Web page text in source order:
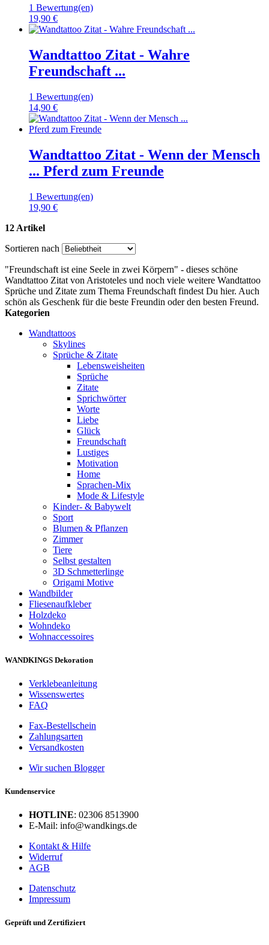
1 Bewertung(en)
19,90 €
Wandtattoo Zitat - Wahre
Freundschaft ...
1 Bewertung(en)
14,90 €
Wandtattoo Zitat - Wenn der Mensch
... Pferd zum Freunde
1 Bewertung(en)
19,90 €
12 Artikel
Sortieren nach
"Freundschaft ist eine Seele in zwei Körpern" - dieses schöne
Wandtattoo Zitat von Aristoteles und noch viele weitere Wandtattoo
Sprüche und Zitate zum Thema Freundschaft findest Du hier. Auch
schön als Geschenk für die beste Freundin oder den besten Freund.
Kategorien
Wandtattoos
Skylines
Sprüche & Zitate
Lebensweisheiten
Sprüche
Zitate
Sprichwörter
Worte
Liebe
Glück
Freundschaft
Lustiges
Motivation
Home
Sprachen-Mix
Mode & Lifestyle
Kinder- & Babywelt
Sport
Blumen & Pflanzen
Zimmer
Tiere
Selbst gestalten
3D Schmetterlinge
Origami Motive
Wandbilder
Fliesenaufkleber
Holzdeko
Wohndeko
Wohnaccessoires
WANDKINGS Dekoration
Verklebeanleitung
Wissenswertes
FAQ
Fax-Bestellschein
Zahlungsarten
Versandkosten
Wir suchen Blogger
Kundenservice
HOTLINE: 02306 8513900
E-Mail: info@wandkings.de
Kontakt & Hilfe
Widerruf
AGB
Datenschutz
Impressum
Geprüft und Zertifiziert